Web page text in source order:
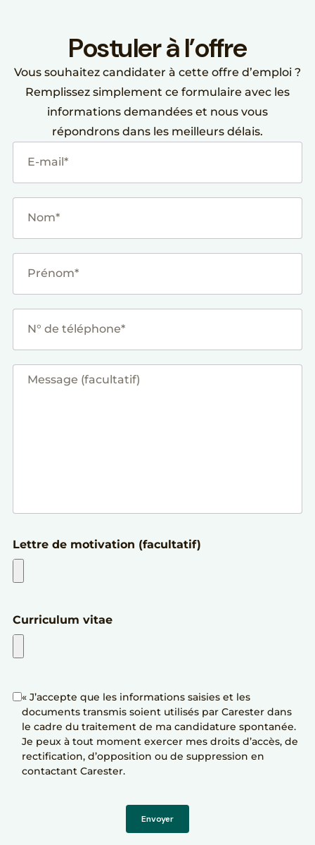
Postuleràl’offre
Vous souhaitez candidater à cette offre d’emploi ?
Remplissez simplement ce formulaire avec les
informations demandées et nous vous
répondrons dans les meilleurs délais.
Lettre de motivation (facultatif)
Curriculum vitae
« J’accepte que les informations saisies et les
documents transmis soient utilisés par Carester dans
le cadre du traitement de ma candidature spontanée.
Je peux à tout moment exercer mes droits d’accès, de
rectification, d’opposition ou de suppression en
contactant Carester.
Envoyer